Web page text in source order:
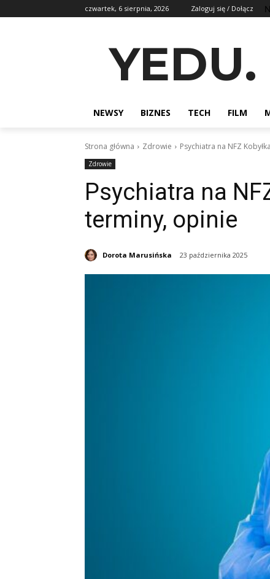
czwartek, 6 sierpnia, 2026 Zaloguj się / Dołącz
YEDU.
NEWSY BIZNES TECH FILM
Strona główna Zdrowie Psychiatra na NFZ
Zdrowie
Psychiatra na
terminy, opinie
Dorota Marusińska 23 października 2025